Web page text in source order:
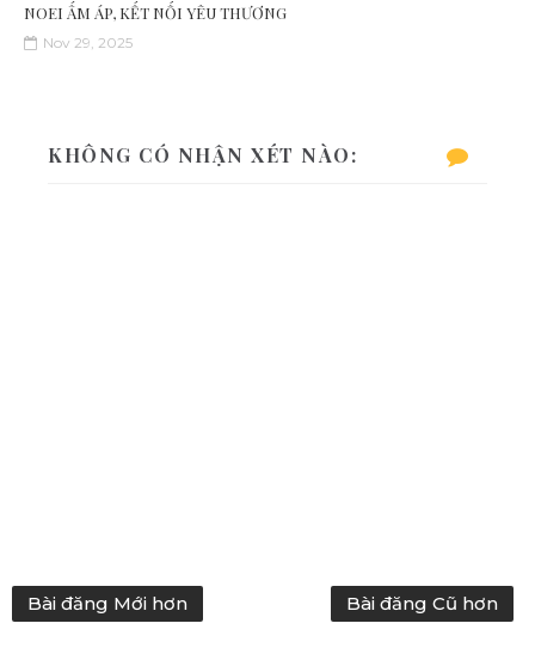
NOEI ẤM ÁP, KẾT NỐI YÊU THƯƠNG
Nov 29, 2025
KHÔNG CÓ NHẬN XÉT NÀO:
Bài đăng Mới hơn Bài đăng Cũ hơn